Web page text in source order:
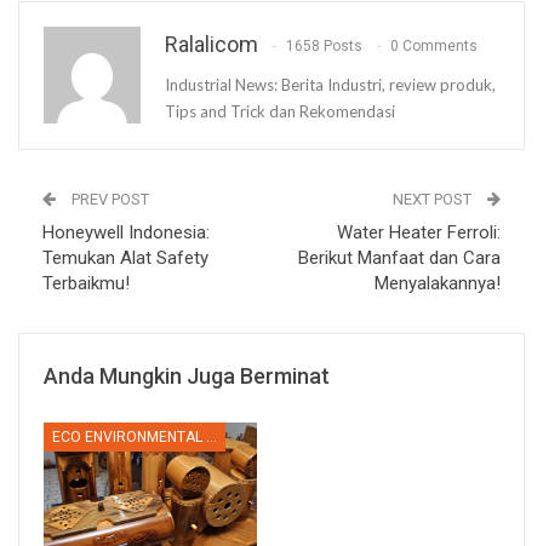
Ralalicom 1658 Posts 0 Comments
Industrial News: Berita Industri, review produk,
Tips and Trick dan Rekomendasi
PREV POST
Honeywell Indonesia:
Temukan Alat Safety
Terbaikmu!
NEXT POST
Water Heater Ferroli:
Berikut Manfaat dan Cara
Menyalakannya!
Anda Mungkin Juga Berminat
ECO ENVIRONMENTAL & GREEN INDUSTRY